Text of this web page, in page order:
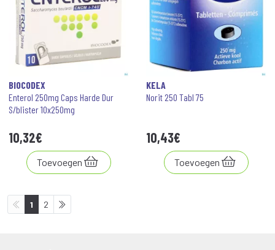
BIOCODEX
Enterol 250mg Caps Harde Dur
S/blister 10x250mg
10,32€
Toevoegen
KELA
Norit 250 Tabl 75
10,43€
Toevoegen
1 2